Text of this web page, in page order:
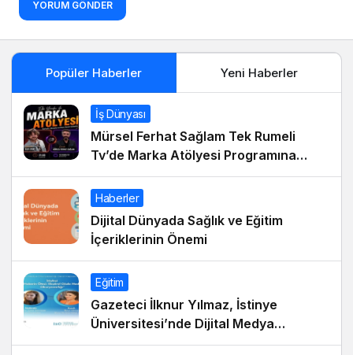
YORUM GÖNDER
Popüler Haberler Yeni Haberler
İş Dünyası
Mürsel Ferhat Sağlam Tek Rumeli
Tv’de Marka Atölyesi Programına
Konuk Oldu
Haberler
Dijital Dünyada Sağlık ve Eğitim
İçeriklerinin Önemi
Eğitim
Gazeteci İlknur Yılmaz, İstinye
Üniversitesi’nde Dijital Medya
Okuryazarlığı Dersinin Konuğu Oldu